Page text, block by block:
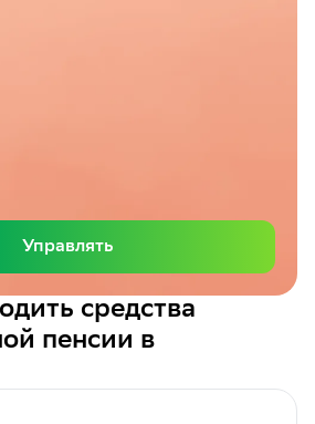
Управлять
средства
пенсии в